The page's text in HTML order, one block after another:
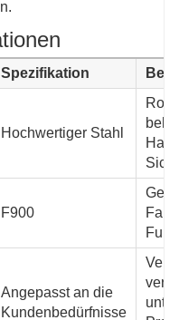
Spezifikation
Hochwertiger Stahl
F900
Angepasst an die
Kundenbedürfnisse